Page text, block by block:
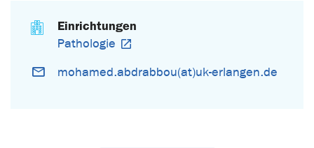
Einrichtungen
Pathologie
mohamed.abdrabbou(at)uk-erlangen.de